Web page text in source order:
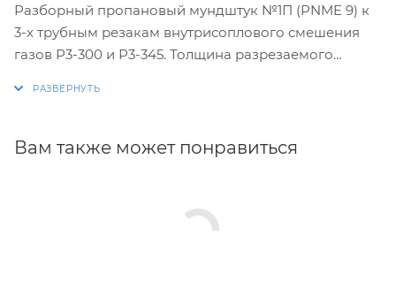
Разборный пропановый мундштук №1П (PNME 9) к
3-х трубным резакам внутрисоплового смешения
газов Р3-300 и Р3-345. Толщина разрезаемого
обеспечивают смешение газов непосредственно в
Вам также может понравиться